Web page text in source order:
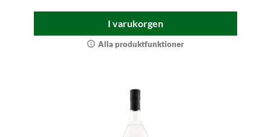
I varukorgen
Alla produktfunktioner